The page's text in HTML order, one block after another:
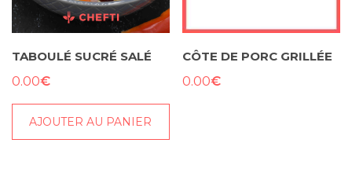
TABOULÉ SUCRÉ SALÉ
0.00€
AJOUTER AU PANIER
CÔTE DE PORC GRILLÉE
0.00€